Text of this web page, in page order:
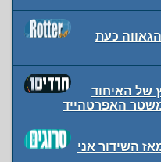
כעת
של האיחוד
האפרטהייד
השידור אני